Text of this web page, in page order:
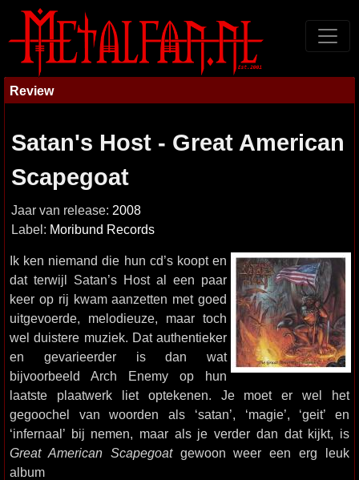
Review
Satan's Host - Great American
Scapegoat
Jaar van release: 2008
Label: Moribund Records
Ik ken niemand die hun cd’s koopt en
dat terwijl Satan’s Host al een paar
keer op rij kwam aanzetten met goed
uitgevoerde, melodieuze, maar toch
wel duistere muziek. Dat authentieker
en gevarieerder is dan wat
bijvoorbeeld Arch Enemy op hun
laatste plaatwerk liet optekenen. Je moet er wel het
gegoochel van woorden als ‘satan’, ‘magie’, ‘geit’ en
‘infernaal’ bij nemen, maar als je verder dan dat kijkt, is
Great American Scapegoatgewoon weer een erg leuk
album